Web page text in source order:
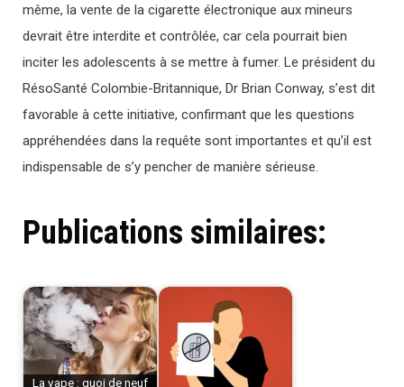
même, la vente de la cigarette électronique aux mineurs
devrait être interdite et contrôlée, car cela pourrait bien
inciter les adolescents à se mettre à fumer. Le président du
RésoSanté Colombie-Britannique, Dr Brian Conway, s’est dit
favorable à cette initiative, confirmant que les questions
appréhendées dans la requête sont importantes et qu’il est
indispensable de s’y pencher de manière sérieuse.
Publications similaires:
La vape : quoi de neuf